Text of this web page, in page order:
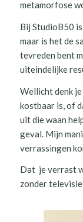
metamorfose
Bij StudioB50
maar is het de
tevreden bent
uiteindelijke
Wellicht denk
kostbaar is, of
uit die waan
geval. Mijn
verrassingen
Dat je verrast
zonder televisie